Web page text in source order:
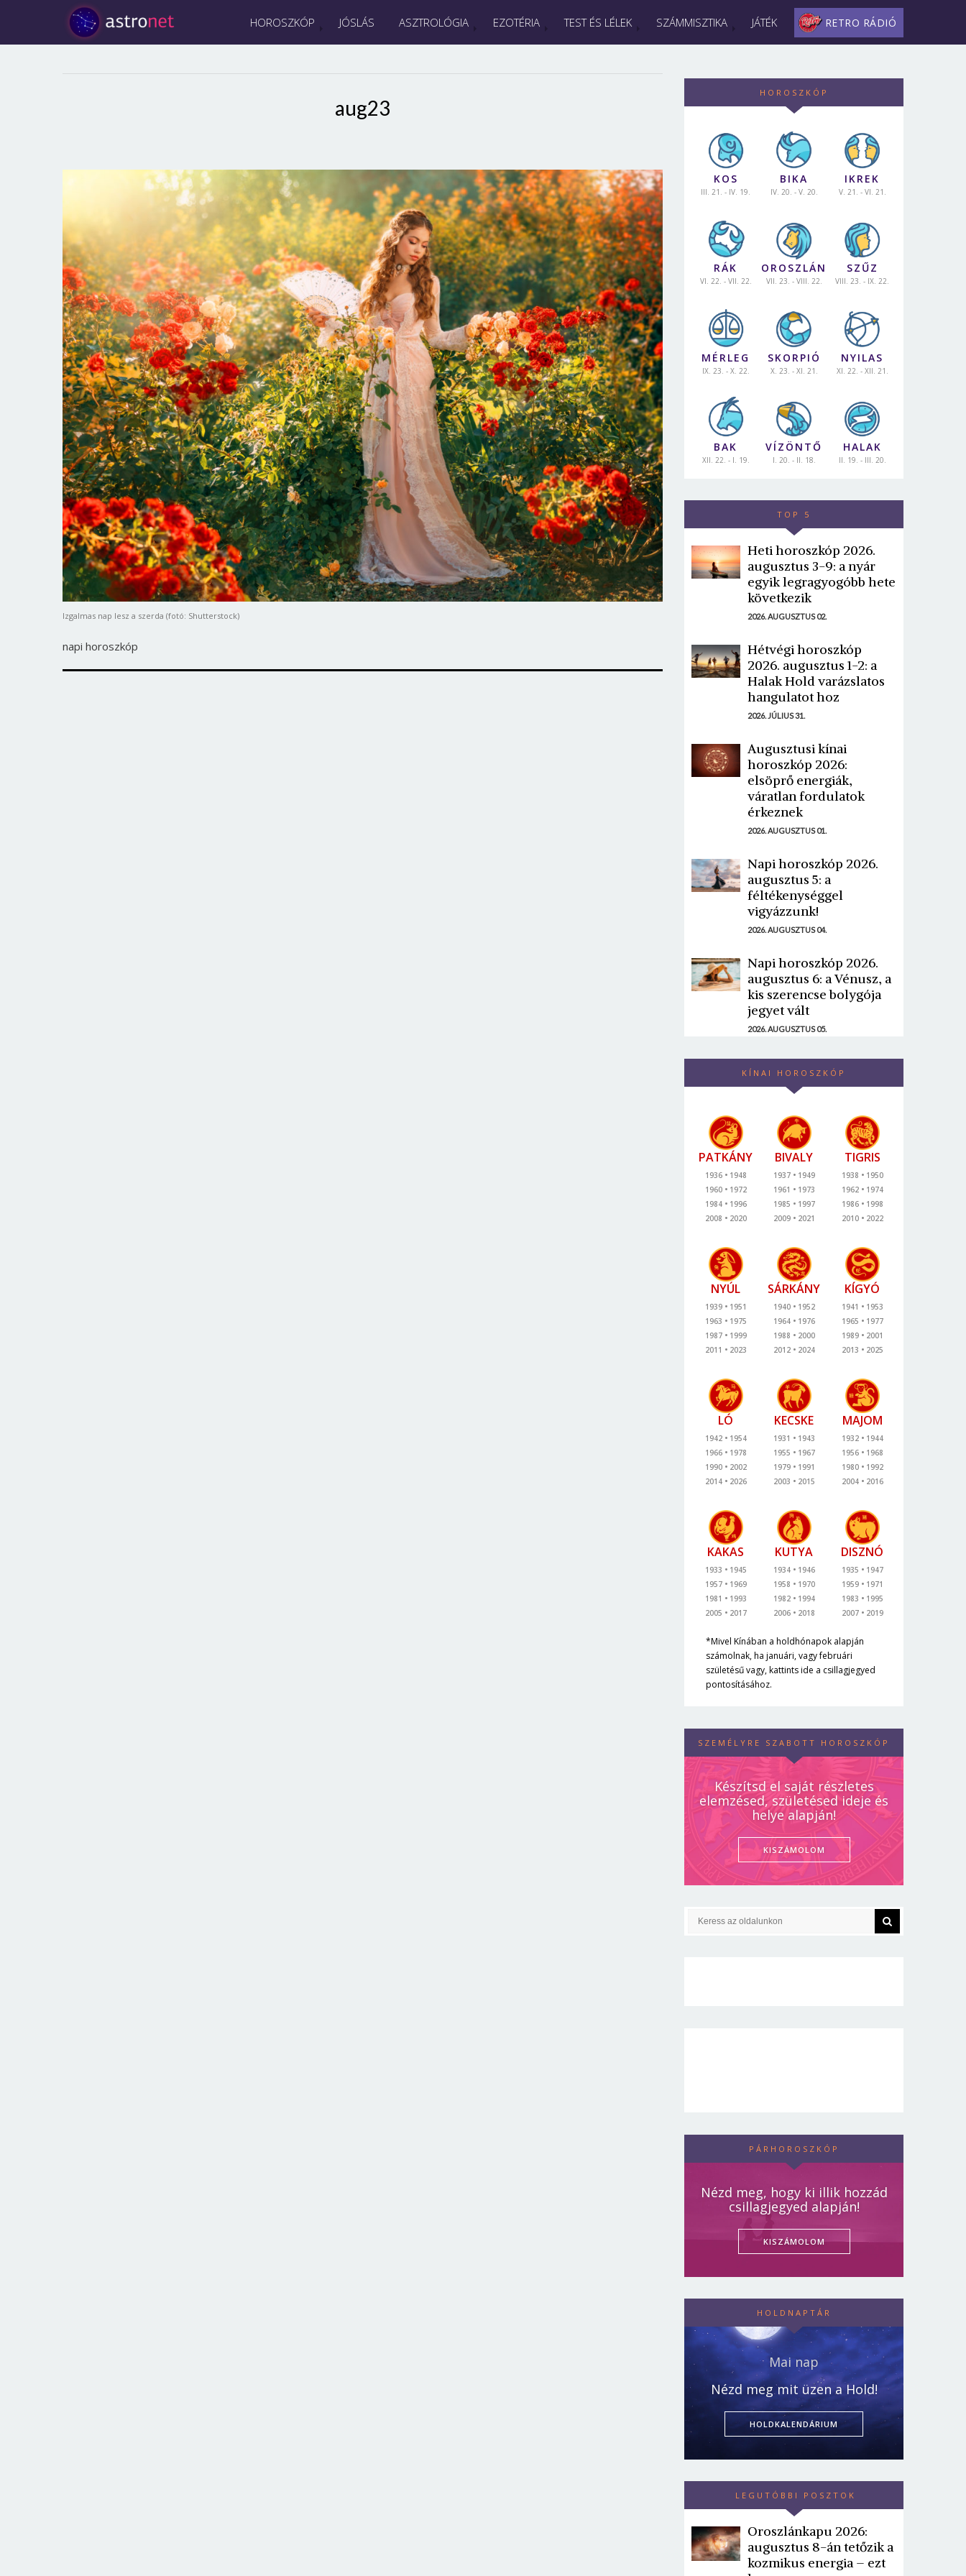
HOROSZKÓP JÓSLÁS ASZTROLÓGIA EZOTÉRIA TEST ÉS LÉLEK SZÁMMISZTIKA JÁTÉK RETRO RÁDIÓ
aug23
Izgalmas nap lesz a szerda (fotó: Shutterstock)
napi horoszkóp
HOROSZKÓP
KOS
III. 21. - IV. 19.
BIKA
IV. 20. - V. 20.
IKREK
V. 21. - VI. 21.
RÁK
VI. 22. - VII. 22.
OROSZLÁN
VII. 23. - VIII. 22.
SZŰZ
VIII. 23. - IX. 22.
MÉRLEG
IX. 23. - X. 22.
SKORPIÓ
X. 23. - XI. 21.
NYILAS
XI. 22. - XII. 21.
BAK
XII. 22. - I. 19.
VÍZÖNTŐ
I. 20. - II. 18.
HALAK
II. 19. - III. 20.
TOP 5
Heti horoszkóp 2026.
augusztus 3-9: a nyár
egyik legragyogóbb hete
következik
2026. AUGUSZTUS 02.
Hétvégi horoszkóp
2026. augusztus 1-2: a
Halak Hold varázslatos
hangulatot hoz
2026. JÚLIUS 31.
Augusztusi kínai
horoszkóp 2026:
elsöprő energiák,
váratlan fordulatok
érkeznek
2026. AUGUSZTUS 01.
Napi horoszkóp 2026.
augusztus 5: a
féltékenységgel
vigyázzunk!
2026. AUGUSZTUS 04.
Napi horoszkóp 2026.
augusztus 6: a Vénusz, a
kis szerencse bolygója
jegyet vált
2026. AUGUSZTUS 05.
KÍNAI HOROSZKÓP
PATKÁNY
1936
1948
1960
1972
1984
1996
2008
2020
BIVALY
1937
1949
1961
1973
1985
1997
2009
2021
TIGRIS
1938
1950
1962
1974
1986
1998
2010
2022
NYÚL
1939
1951
1963
1975
1987
1999
2011
2023
SÁRKÁNY
1940
1952
1964
1976
1988
2000
2012
2024
KÍGYÓ
1941
1953
1965
1977
1989
2001
2013
2025
LÓ
1942
1954
1966
1978
1990
2002
2014
2026
KECSKE
1931
1943
1955
1967
1979
1991
2003
2015
MAJOM
1932
1944
1956
1968
1980
1992
2004
2016
KAKAS
1933
1945
1957
1969
1981
1993
2005
2017
KUTYA
1934
1946
1958
1970
1982
1994
2006
2018
DISZNÓ
1935
1947
1959
1971
1983
1995
2007
2019
*Mivel Kínában a holdhónapok alapján
számolnak, ha januári, vagy februári
születésű vagy, kattints ide a csillagjegyed
pontosításához.
SZEMÉLYRE SZABOTT HOROSZKÓP
Készítsd el saját részletes
elemzésed, születésed ideje és
helye alapján!
KISZÁMOLOM
PÁRHOROSZKÓP
Nézd meg, hogy ki illik hozzád
csillagjegyed alapján!
KISZÁMOLOM
HOLDNAPTÁR
Mai nap
Nézd meg mit üzen a Hold!
HOLDKALENDÁRIUM
LEGUTÓBBI POSZTOK
Oroszlánkapu 2026:
augusztus 8-án tetőzik a
kozmikus energia – ezt